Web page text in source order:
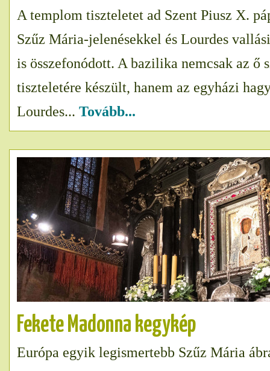
A templom tiszteletet ad Szent Piusz X.
Szűz Mária-jelenésekkel és Lourdes
is összefonódott. A bazilika nemcsak az ő
tiszteletére készült, hanem az egyházi
Lourdes... Tovább...
Fekete Madonna kegykép
Európa egyik legismertebb Szűz Mária